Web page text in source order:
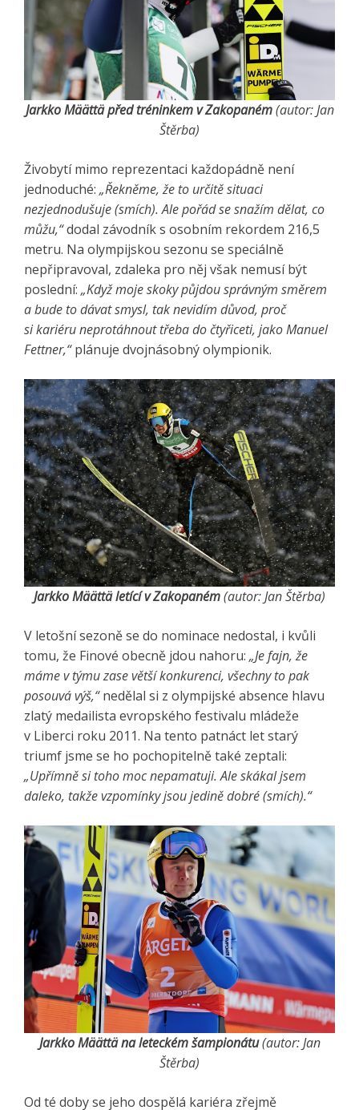
Jarkko Määttä před tréninkem v Zakopaném(autor: Jan
Štěrba)
Živobytí mimo reprezentaci každopádně není
jednoduché:„Řekněme, že to určitě situaci
nezjednodušuje (smích). Ale pořád se snažím dělat, co
můžu,“dodal závodník s osobním rekordem 216,5
metru. Na olympijskou sezonu se speciálně
nepřipravoval, zdaleka pro něj však nemusí být
poslední:„Když moje skoky půjdou správným směrem
a bude to dávat smysl, tak nevidím důvod, proč
si kariéru neprotáhnout třeba do čtyřiceti, jako Manuel
Fettner,“plánuje dvojnásobný olympionik.
Jarkko Määttä letící v Zakopaném(autor: Jan Štěrba)
V letošní sezoně se do nominace nedostal, i kvůli
tomu, že Finové obecně jdou nahoru: „Je fajn, že
máme v týmu zase větší konkurenci, všechny to pak
posouvá výš,“nedělal si z olympijské absence hlavu
zlatý medailista evropského festivalu mládeže
v Liberci roku 2011. Na tento patnáct let starý
triumf jsme se ho pochopitelně také zeptali:
„Upřímně si toho moc nepamatuji. Ale skákal jsem
daleko, takže vzpomínky jsou jedině dobré (smích).“
Jarkko Määttä na leteckém šampionátu(autor: Jan
Štěrba)
Od té doby se jeho dospělá kariéra zřejmě